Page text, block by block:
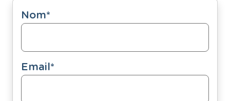
Nom*
Email*